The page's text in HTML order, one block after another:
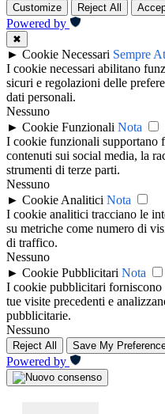
Customize Reject All
Powered by
✖
► Cookie Necessari Sempre
I cookie necessari abilitano
sicuri e regolazioni delle
dati personali.
Nessuno
► Cookie Funzionali Nota
I cookie funzionali supportano
contenuti sui social media, la
strumenti di terze parti.
Nessuno
► Cookie Analitici Nota
I cookie analitici tracciano le
su metriche come numero di
di traffico.
Nessuno
► Cookie Pubblicitari Nota
I cookie pubblicitari forniscono
tue visite precedenti e
pubblicitarie.
Nessuno
Reject All Save My
Powered by